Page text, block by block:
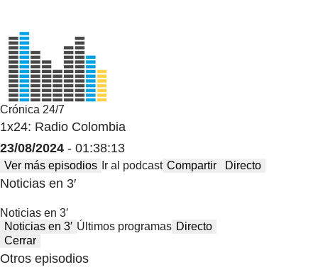
Crónica 24/7
1x24: Radio Colombia
23/08/2024 - 01:38:13
Ver más episodios Ir al podcast Compartir Directo
Noticias en 3′
Noticias en 3′
Noticias en 3′ Últimos programas Directo
Cerrar
Otros episodios